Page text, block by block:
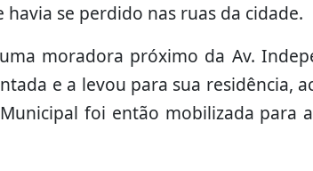
se perdido nas ruas da cidade.
moradora próximo da Av.
e a levou para sua residência,
foi então mobilizada para